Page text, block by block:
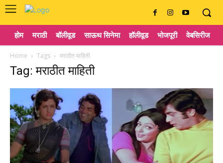
होम मराठी बॉलीवूड साऊथ सिनेमा हॉलीवूड भोजपूरी वेबसिरीज
Home Tags मराठीत माहिती
Tag: मराठीत माहिती